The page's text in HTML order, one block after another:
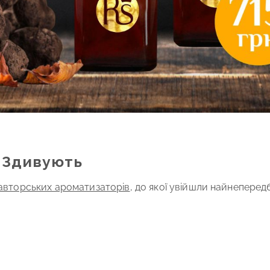
ароматизаторів, до якої увійшли